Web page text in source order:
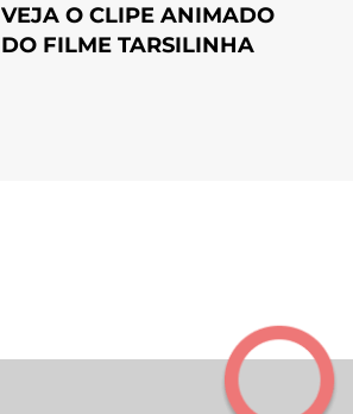
VEJA O CLIPE ANIMADO
DO FILME TARSILINHA